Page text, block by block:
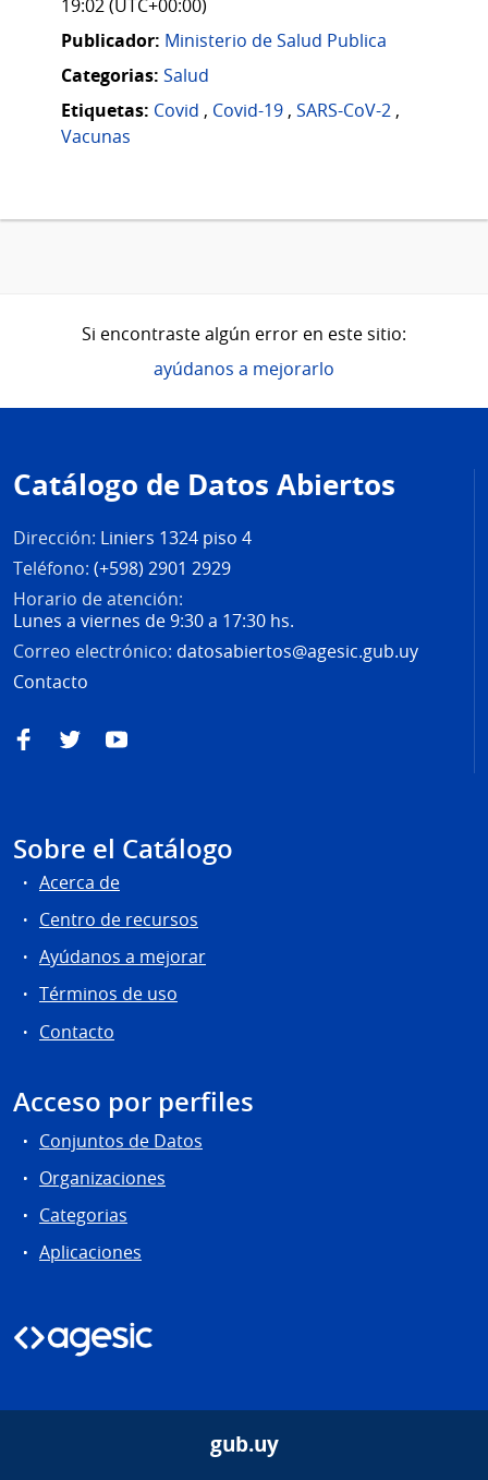
19:02 (UTC+00:00)
Publicador: Ministerio de Salud Publica
Categorias: Salud
Etiquetas: Covid , Covid-19 , SARS-CoV-2 ,
Vacunas
Si encontraste algún error en este sitio:
ayúdanos a mejorarlo
de
página
Catálogo de Datos Abiertos
Dirección: Liniers 1324 piso 4
Teléfono: (+598) 2901 2929
Horario de atención:
Lunes a viernes de 9:30 a 17:30 hs.
Correo electrónico: datosabiertos@agesic.gub.uy
Contacto
FacebookTwitterYouTube
Sobre el Catálogo
Acerca de
Centro de recursos
Ayúdanos a mejorar
Términos de uso
Contacto
Acceso por perfiles
Conjuntos de Datos
Organizaciones
Categorias
Aplicaciones
gub.uy